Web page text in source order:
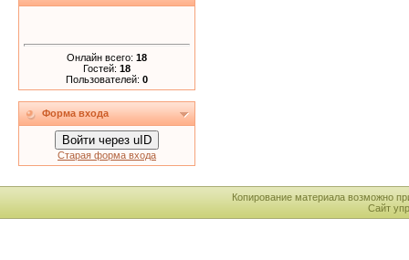
Онлайн всего: 18
Гостей: 18
Пользователей: 0
Форма входа
Войти через uID
Старая форма входа
Копирование материала возможно
Сайт